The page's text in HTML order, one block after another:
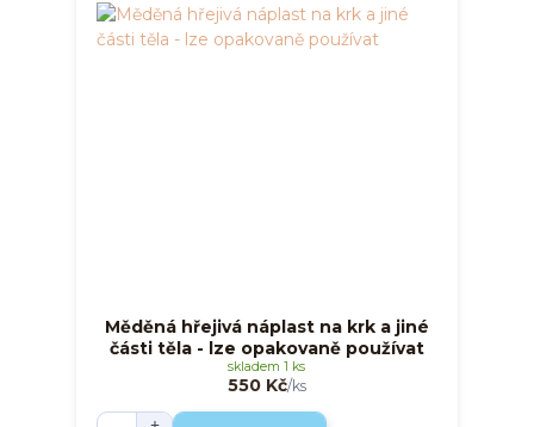
Měděná hřejivá náplast na krk a jiné
části těla - lze opakovaně používat
550 Kč/ks
skladem 1 ks